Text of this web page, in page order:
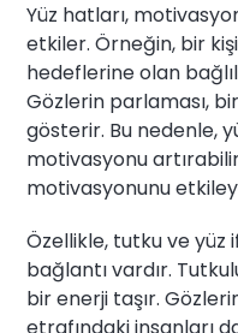
Yüz hatları,
etkiler. Örneğin, bir
hedeflerine olan
Gözlerin parlaması,
gösterir. Bu nedenle,
motivasyonu
motivasyonunu
Özellikle, tutku ve yüz
bağlantı vardır.
bir enerji taşır.